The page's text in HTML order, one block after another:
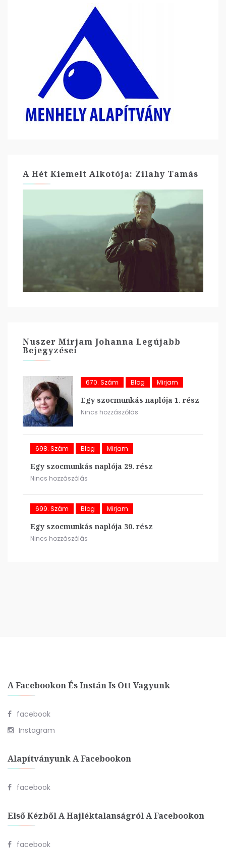
A Hét Kiemelt Alkotója: Zilahy Tamás
Nuszer Mirjam Johanna Legújabb
Bejegyzései
670. Szám Blog Mirjam
Egy szocmunkás naplója 1. rész
Nincs hozzászólás
698. Szám Blog Mirjam
Egy szocmunkás naplója 29. rész
Nincs hozzászólás
699. Szám Blog Mirjam
Egy szocmunkás naplója 30. rész
Nincs hozzászólás
A Facebookon És Instán Is Ott Vagyunk
facebook
Instagram
Alapítványunk A Facebookon
facebook
Első Kézből A Hajléktalanságról A Facebookon
facebook